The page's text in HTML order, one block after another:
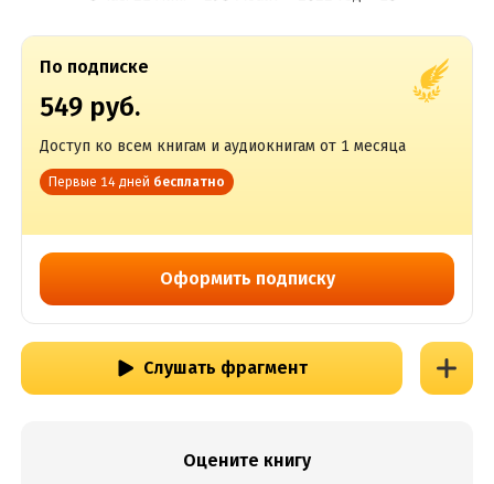
По подписке
549 руб.
Доступ ко всем книгам и аудиокнигам от 1 месяца
Первые 14 дней бесплатно
Оформить подписку
Слушать фрагмент
Оцените книгу